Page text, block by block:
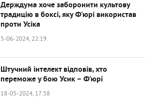
Держдума хоче заборонити культову
традицію в боксі, яку Ф'юрі використав
проти Усіка
5-06-2024, 22:19
Штучний інтелект відповів, хто
переможе у бою Усик – Ф'юрі
18-05-2024, 17:58